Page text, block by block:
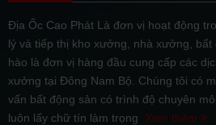
Địa Ốc Cao Phát Là đơn vị hoạt động
lý và tiếp thị kho xưởng, nhà xưởng,
hào là đơn vị hàng đầu cung cấp các
xưởng tại Đông Nam Bộ. Chúng tôi có
vấn bất động sản có trình độ chuyên
luôn lấy chữ tín làm trọng Xem thêm